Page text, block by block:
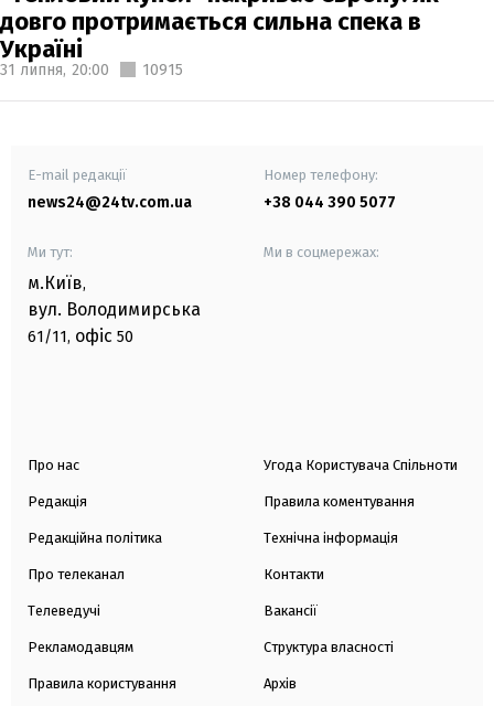
довго протримається сильна спека в
Україні
31 липня, 20:00 10915
E-mail редакції
news24@24tv.com.ua
Номер телефону:
+38 044 390 5077
Ми тут:
м.Київ,
вул. Володимирська
61/11, офіс 50
Ми в соцмережах:
Про нас
Редакція
Редакційна політика
Про телеканал
Телеведучі
Рекламодавцям
Правила користування
Угода Користувача Спільноти
Правила коментування
Технічна інформація
Контакти
Вакансії
Структура власності
Архів